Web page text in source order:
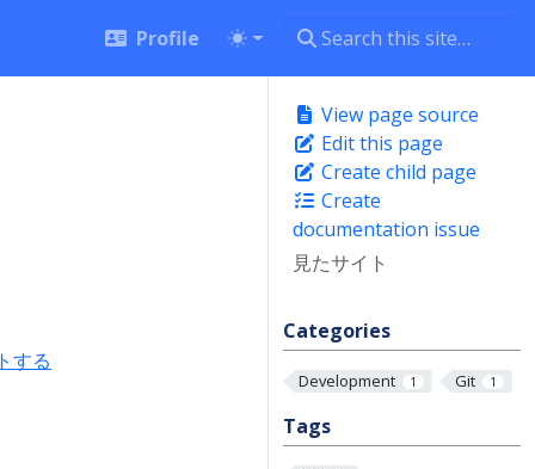
Profile
View page source
Edit this page
Create child page
Create
documentation issue
見たサイト
Categories
Development 1 Git 1
Tags
する